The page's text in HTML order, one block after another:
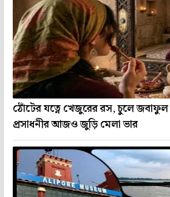
ঠোঁটের যত্নে খেজুরের রস, চুলে জবাফুল
প্রসাধনীর আজও জুড়ি মেলা ভার